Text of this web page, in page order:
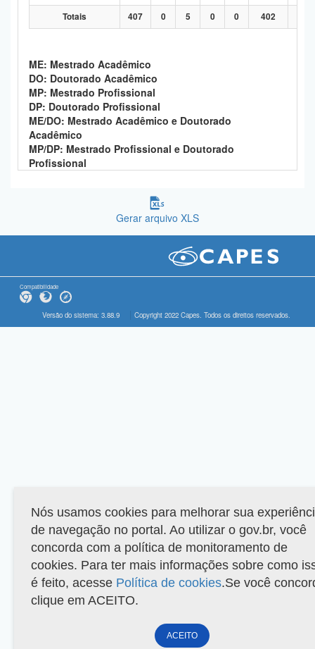
Totais 407 0 5 0 0 402
ME: Mestrado Acadêmico
DO: Doutorado Acadêmico
MP: Mestrado Profissional
DP: Doutorado Profissional
ME/DO: Mestrado Acadêmico e Doutorado
Acadêmico
MP/DP: Mestrado Profissional e Doutorado
Profissional
Gerar arquivo XLS
Compatibilidade
Versão do sistema: 3.88.9 Copyright 2022 Capes. Todos os direitos reservados.
Nós usamos cookies para melhorar sua
de navegação no portal. Ao utilizar o gov.br, você
concorda com a política de monitoramento de
cookies. Para ter mais informações sobre como
é feito, acesse Política de cookies.Se você
clique em ACEITO.
ACEITO